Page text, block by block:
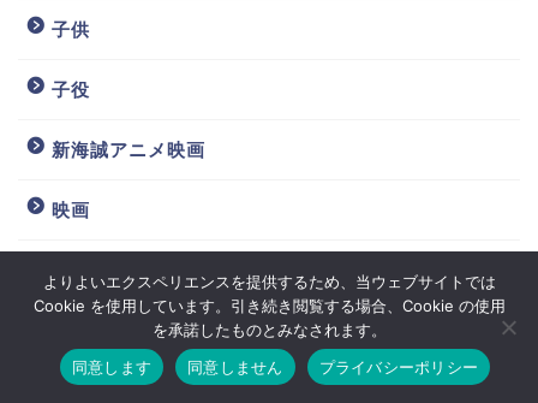
子供
子役
新海誠アニメ映画
映画
歌手
ホーム お問い合わせ
よりよいエクスペリエンスを提供するため、当ウェブサイトでは
Cookie を使用しています。引き続き閲覧する場合、Cookie の使用
を承諾したものとみなされます。
同意します
同意しません プライバシーポリシー